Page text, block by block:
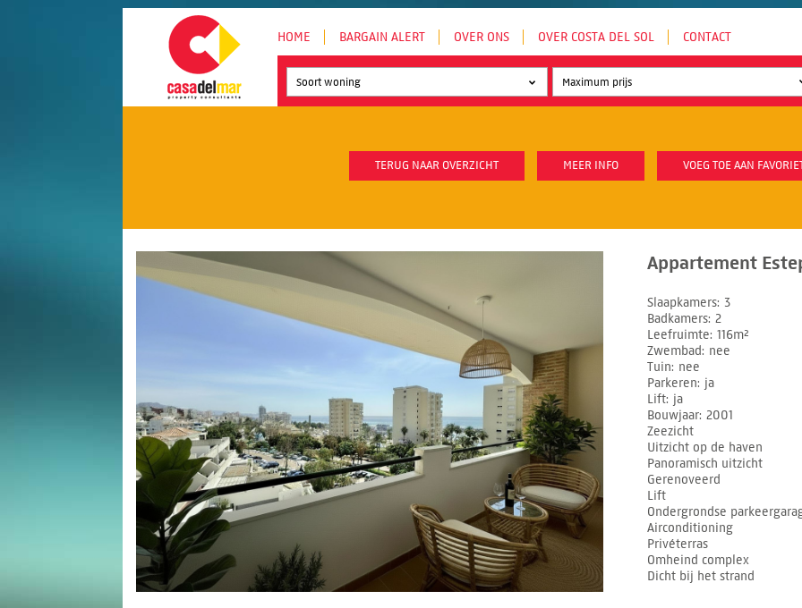
HOME BARGAIN ALERT OVER ONS OVER COSTA DEL SOL CONTACT
Soort woning
TERUG NAAR OVERZICHT MEER INFO VOEG TOE AAN
Appartement
Slaapkamers 3
Badkamers 2
Leefruimte 116m²
Zwembad
nee
Tuin nee
Parkeren ja
Lift ja
Bouwjaar 2001
Zeezicht
Uitzicht op de haven
Panoramisch uitzicht
Gerenoveerd
Lift
Ondergrondse
Airconditioning
Privéterras
Omheind complex
Dicht bij het strand